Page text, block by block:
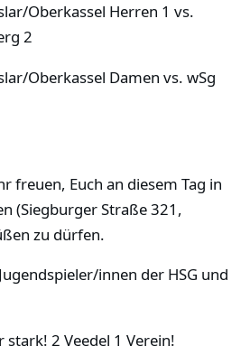
Oberkassel Herren 1 vs.
2
Oberkassel Damen vs. wSg
freuen, Euch an diesem Tag in
(Siegburger Straße 321,
zu dürfen.
innen der HSG und
2 Veedel 1 Verein!